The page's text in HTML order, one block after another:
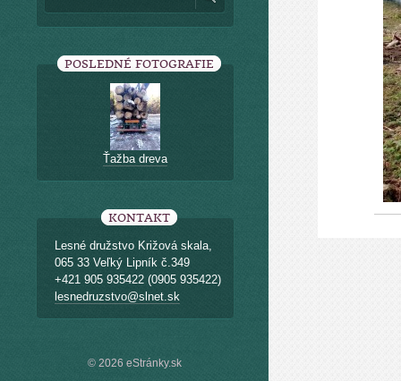
POSLEDNÉ FOTOGRAFIE
Ťažba dreva
KONTAKT
Lesné družstvo Križová skala,
065 33 Veľký Lipník č.349
+421 905 935422 (0905 935422)
lesnedruzstvo@slnet.sk
© 2026 eStránky.sk